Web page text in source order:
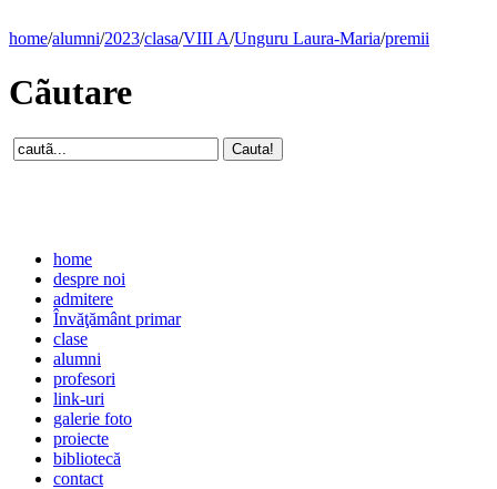
home/alumni/2023/clasa/VIII A/Unguru Laura-Maria/premii
Cãutare
home
despre noi
admitere
Învăţământ primar
clase
alumni
profesori
link-uri
galerie foto
proiecte
bibliotecă
contact